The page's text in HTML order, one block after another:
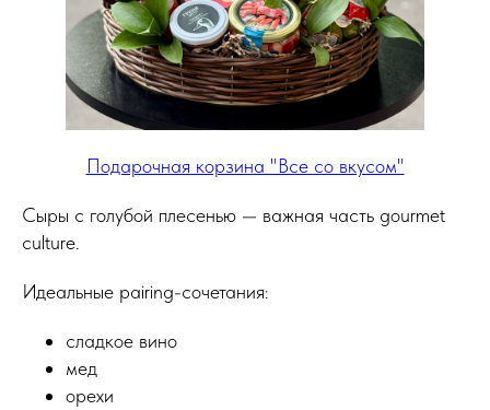
Подарочная корзина "Все со вкусом"
Сыры с голубой плесенью — важная часть gourmet
culture.
Идеальные pairing-сочетания:
сладкое вино
мед
орехи